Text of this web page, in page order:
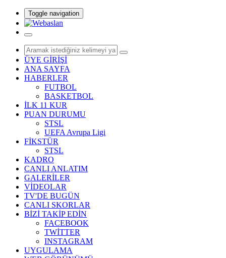
Toggle navigation
ÜYE GİRİŞİ
ANA SAYFA
HABERLER
FUTBOL
BASKETBOL
İLK 11 KUR
PUAN DURUMU
STSL
UEFA Avrupa Ligi
FİKSTÜR
STSL
KADRO
CANLI ANLATIM
GALERİLER
VİDEOLAR
TV'DE BUGÜN
CANLI SKORLAR
BİZİ TAKİP EDİN
FACEBOOK
TWİTTER
INSTAGRAM
UYGULAMA